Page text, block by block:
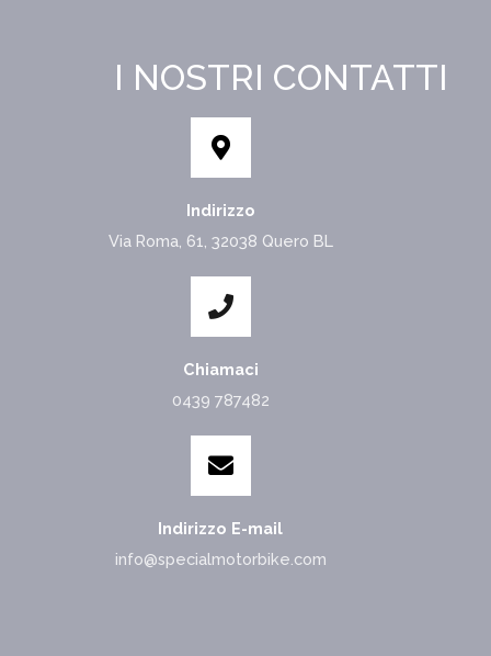
I NOSTRI CONTATTI
Indirizzo
Via Roma, 61, 32038 Quero BL
Chiamaci
0439 787482
Indirizzo E-mail
info@specialmotorbike.com